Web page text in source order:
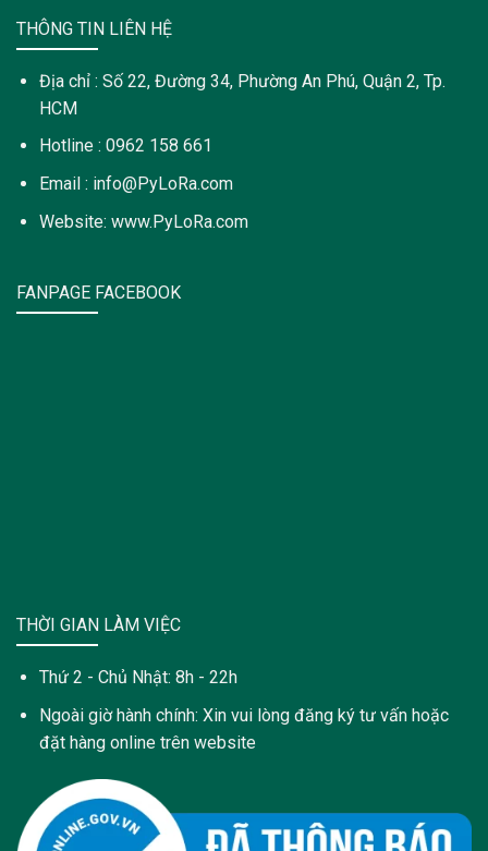
THÔNG TIN LIÊN HỆ
Địa chỉ : Số 22, Đường 34, Phường An Phú, Quận 2, Tp.
HCM
Hotline : 0962 158 661
Email : info@PyLoRa.com
Website: www.PyLoRa.com
FANPAGE FACEBOOK
THỜI GIAN LÀM VIỆC
Thứ 2 - Chủ Nhật: 8h - 22h
Ngoài giờ hành chính: Xin vui lòng đăng ký tư vấn hoặc
đặt hàng online trên website